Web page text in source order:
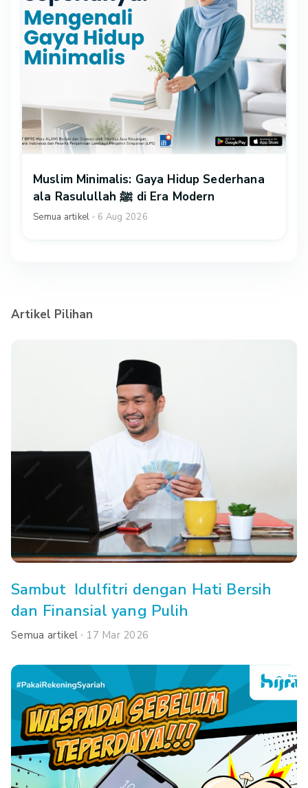
Muslim Minimalis: Gaya Hidup Sederhana
ala Rasulullah ﷺ di Era Modern
Semua artikel 6 Aug 2026
Artikel Pilihan
Sambut Idulfitri dengan Hati Bersih
dan Finansial yang Pulih
Semua artikel 17 Mar 2026